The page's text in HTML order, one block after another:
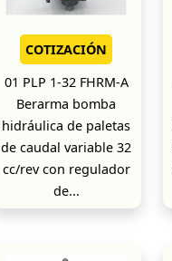
COTIZACIÓN
01 PLP 1-32 FHRM-A
Berarma bomba
hidráulica de paletas
de caudal variable 32
cc/rev con regulador
de...